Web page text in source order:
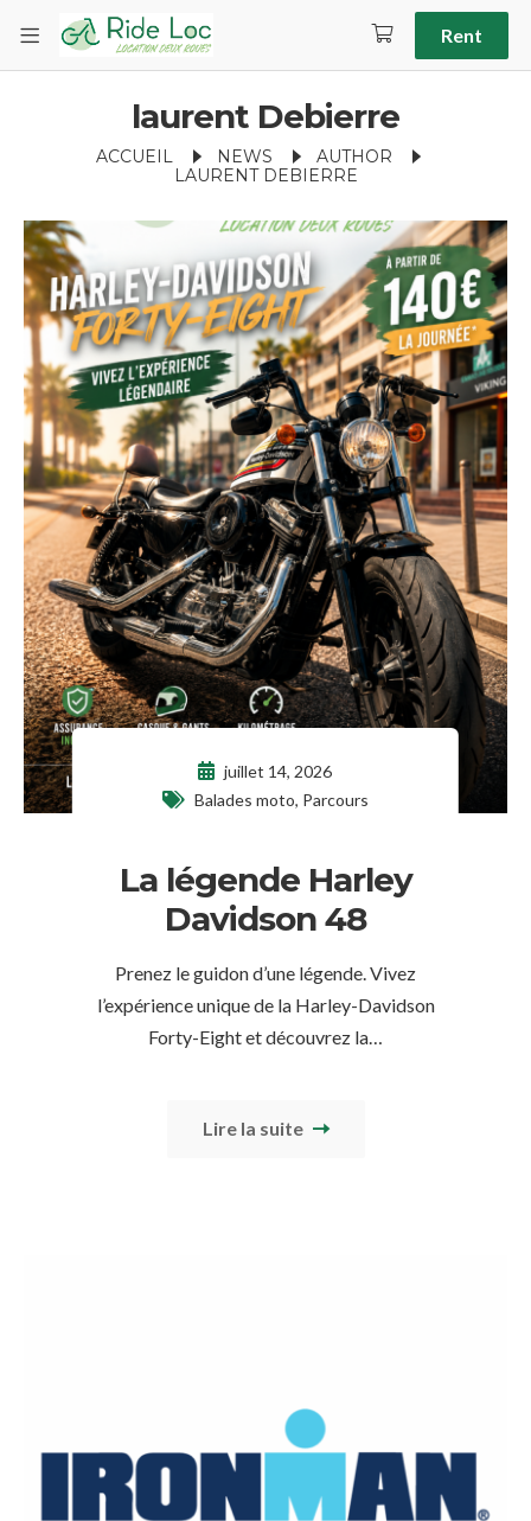
Rent
laurent Debierre
ACCUEIL NEWS
AUTHOR
LAURENT DEBIERRE
juillet 14, 2026
Balades moto, Parcours
La légende Harley
Davidson 48
Prenez le guidon d’une légende. Vivez
l’expérience unique de la Harley-Davidson
Forty-Eight et découvrez la…
Lire la suite